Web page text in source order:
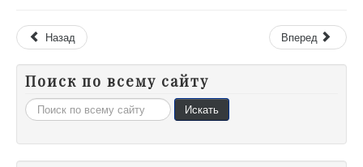
Назад Вперед
Поиск по всему сайту
Искать... Искать